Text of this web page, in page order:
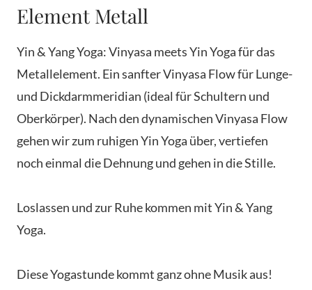
Element Metall
Yin & Yang Yoga: Vinyasa meets Yin Yoga für das
Metallelement. Ein sanfter Vinyasa Flow für Lunge-
und Dickdarmmeridian (ideal für Schultern und
Oberkörper). Nach den dynamischen Vinyasa Flow
gehen wir zum ruhigen Yin Yoga über, vertiefen
noch einmal die Dehnung und gehen in die Stille.
Loslassen und zur Ruhe kommen mit Yin & Yang
Yoga.
Diese Yogastunde kommt ganz ohne Musik aus!